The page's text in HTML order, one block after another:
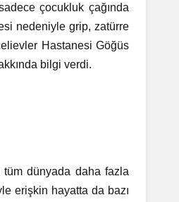
çocukluk çağında
nedeniyle grip, zatürre
Hastanesi Göğüs
bilgi verdi.
tüm dünyada daha fazla
erişkin hayatta da bazı